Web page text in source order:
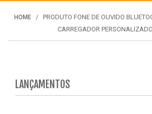
HOME
PRODUTO FONE DE OUVIDO
CARREGADOR
LANÇAMENTOS